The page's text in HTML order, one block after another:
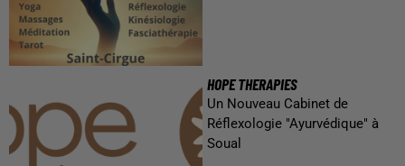
HOPE THERAPIES
Un Nouveau Cabinet de
Réflexologie "Ayurvédique" à
Soual